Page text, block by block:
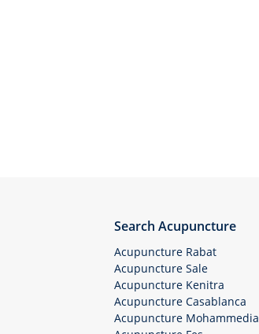
Search Acupuncture
Acupuncture Rabat
Acupuncture Sale
Acupuncture Kenitra
Acupuncture Casablanca
Acupuncture Mohammedia